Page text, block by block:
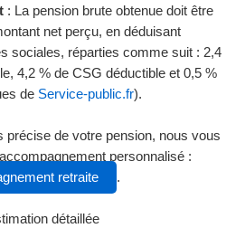
: La pension brute obtenue doit être
net perçu, en déduisant
sociales, réparties comme suit : 2,4
4,2 % de CSG déductible et 0,5 %
de Service-public.fr).
précise de votre pension, nous vous
personnalisé :
retraite
.
détaillée